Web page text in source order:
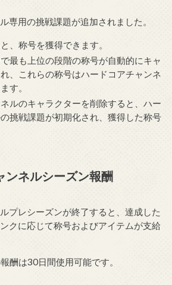
専用の挑戦課題が追加されました。
、称号を獲得できます。
最も上位の段階の称号が自動的にキャ
、これらの称号はハードコアチャンネ
す。
ルのキャラクターを削除すると、ハー
挑戦課題が初期化され、獲得した称号
ンネルシーズン報酬
プレシーズンが終了すると、達成した
クに応じて称号およびアイテムが支給
酬は30日間使用可能です。